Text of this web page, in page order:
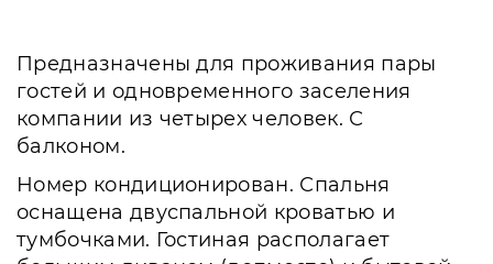
Предназначены для проживания пары
гостей и одновременного заселения
компании из четырех человек. С
балконом.
Номер кондиционирован. Спальня
оснащена двуспальной кроватью и
тумбочками. Гостиная располагает